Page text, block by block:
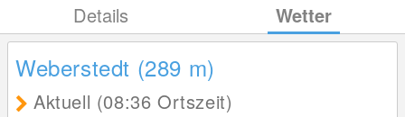
Details Wetter
Weberstedt (289 m)
Aktuell (08:36 Ortszeit)